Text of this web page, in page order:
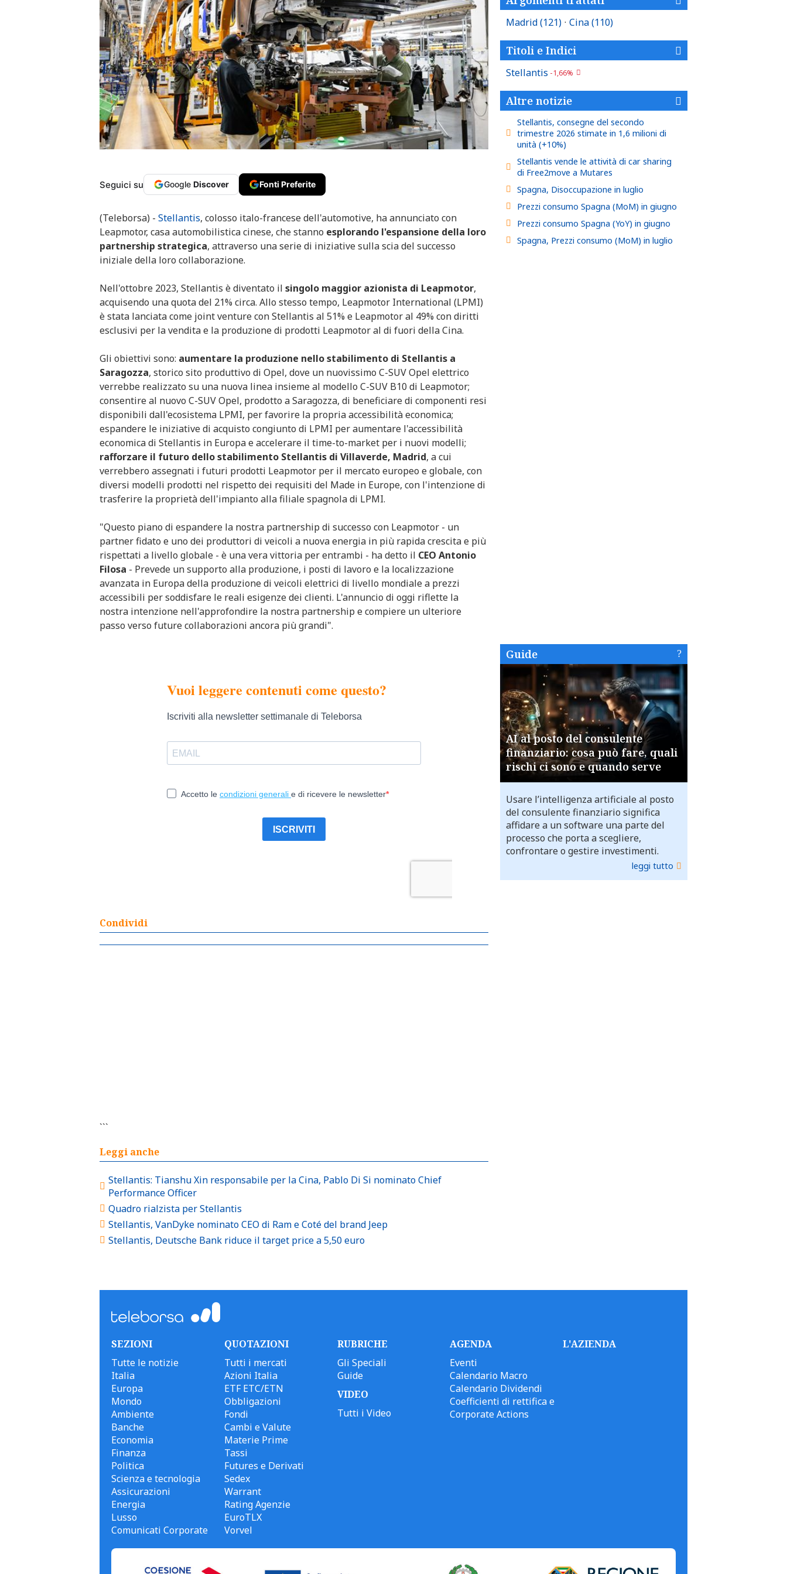
Seguici su Google Discover Fonti Preferite
(Teleborsa) - Stellantis, colosso italo-francese dell'automotive, ha annunciato con
Leapmotor, casa automobilistica cinese, che stanno esplorando l'espansione della loro
partnership strategica, attraverso una serie di iniziative sulla scia del successo
iniziale della loro collaborazione.
Nell'ottobre 2023, Stellantis è diventato il singolo maggior azionista di Leapmotor,
acquisendo una quota del 21% circa. Allo stesso tempo, Leapmotor International (LPMI)
è stata lanciata come joint venture con Stellantis al 51% e Leapmotor al 49% con diritti
esclusivi per la vendita e la produzione di prodotti Leapmotor al di fuori della Cina.
Gli obiettivi sono: aumentare la produzione nello stabilimento di Stellantis a
Saragozza, storico sito produttivo di Opel, dove un nuovissimo C-SUV Opel elettrico
verrebbe realizzato su una nuova linea insieme al modello C-SUV B10 di Leapmotor;
consentire al nuovo C-SUV Opel, prodotto a Saragozza, di beneficiare di componenti resi
disponibili dall'ecosistema LPMI, per favorire la propria accessibilità economica;
espandere le iniziative di acquisto congiunto di LPMI per aumentare l'accessibilità
economica di Stellantis in Europa e accelerare il time-to-market per i nuovi modelli;
rafforzare il futuro dello stabilimento Stellantis di Villaverde, Madrid, a cui
verrebbero assegnati i futuri prodotti Leapmotor per il mercato europeo e globale, con
diversi modelli prodotti nel rispetto dei requisiti del Made in Europe, con l'intenzione di
trasferire la proprietà dell'impianto alla filiale spagnola di LPMI.
"Questo piano di espandere la nostra partnership di successo con Leapmotor - un
partner fidato e uno dei produttori di veicoli a nuova energia in più rapida crescita e più
rispettati a livello globale - è una vera vittoria per entrambi - ha detto il CEO Antonio
Filosa - Prevede un supporto alla produzione, i posti di lavoro e la localizzazione
avanzata in Europa della produzione di veicoli elettrici di livello mondiale a prezzi
accessibili per soddisfare le reali esigenze dei clienti. L'annuncio di oggi riflette la
nostra intenzione nell'approfondire la nostra partnership e compiere un ulteriore
passo verso future collaborazioni ancora più grandi".
Condividi
```
Leggi anche
Stellantis: Tianshu Xin responsabile per la Cina, Pablo Di Si nominato Chief
Performance Officer
Quadro rialzista per Stellantis
Stellantis, VanDyke nominato CEO di Ram e Coté del brand Jeep
Stellantis, Deutsche Bank riduce il target price a 5,50 euro
Madrid(121) · Cina(110)
Titoli e Indici
Stellantis -1,66%
Altre notizie
Stellantis, consegne del secondo
trimestre 2026 stimate in 1,6 milioni di
unità (+10%)
Stellantis vende le attività di car sharing
di Free2move a Mutares
Spagna, Disoccupazione in luglio
Prezzi consumo Spagna (MoM) in giugno
Prezzi consumo Spagna (YoY) in giugno
Spagna, Prezzi consumo (MoM) in luglio
Guide
AI al posto del consulente
finanziario: cosa può fare, quali
rischi ci sono e quando serve
Usare l’intelligenza artificiale al posto
del consulente finanziario significa
affidare a un software una parte del
processo che porta a scegliere,
confrontare o gestire investimenti.
leggi tutto
SEZIONI
Tutte le notizie
Italia
Europa
Mondo
Ambiente
Banche
Economia
Finanza
Politica
Scienza e tecnologia
Assicurazioni
Energia
Lusso
Comunicati Corporate
QUOTAZIONI
Tutti i mercati
Azioni Italia
ETF ETC/ETN
Obbligazioni
Fondi
Cambi e Valute
Materie Prime
Tassi
Futures e Derivati
Sedex
Warrant
Rating Agenzie
EuroTLX
Vorvel
RUBRICHE
Gli Speciali
Guide
VIDEO
Tutti i Video
AGENDA
Eventi
Calendario Macro
Calendario Dividendi
Coefficienti di rettifica e
Corporate Actions
L'AZIENDA